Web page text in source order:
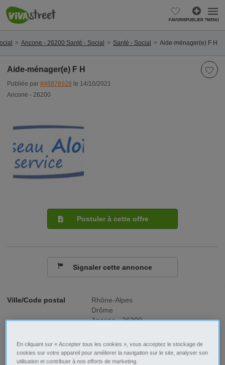
FAVORISPUBLIER ?MENU
Ancone - 26200 Santé - Social Santé - Social Aide-ménager(e) F H
Aide-ménager(e) F H
Publiée par #46878928 le 14/10/2021
Ancone - 26200
Ville/Code postal
Rhône-Alpes
Drôme
Ancone - 26200
No SIREN 809789738
Postuler à cette offre
Signaler cette annonce
En cliquant sur « Accepter tous les cookies », vous acceptez le stockage de
cookies sur votre appareil pour améliorer la navigation sur le site, analyser son
utilisation et contribuer à nos efforts de marketing.